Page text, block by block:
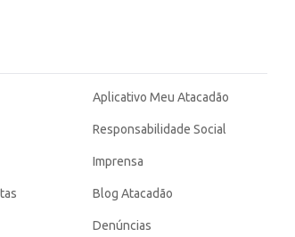
Aplicativo Meu Atacadão
Responsabilidade Social
Imprensa
Blog Atacadão
Denúncias